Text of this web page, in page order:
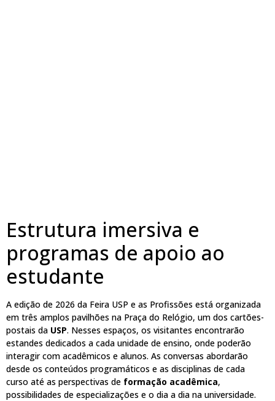
Estrutura imersiva e
programas de apoio ao
estudante
A edição de 2026 da Feira USP e as Profissões está organizada
em três amplos pavilhões na Praça do Relógio, um dos cartões-
postais da USP. Nesses espaços, os visitantes encontrarão
estandes dedicados a cada unidade de ensino, onde poderão
interagir com acadêmicos e alunos. As conversas abordarão
desde os conteúdos programáticos e as disciplinas de cada
curso até as perspectivas de formação acadêmica,
possibilidades de especializações e o dia a dia na universidade.